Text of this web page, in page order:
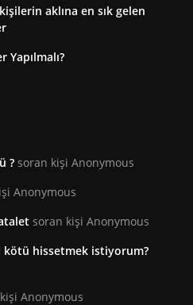
aklına en sık gelen
Yapılmalı?
? soran kişi Anonymous
Anonymous
soran kişi Anonymous
hissetmek istiyorum?
Anonymous